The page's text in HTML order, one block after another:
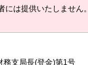
は提供いたしません。
務支局長(登金)第1号